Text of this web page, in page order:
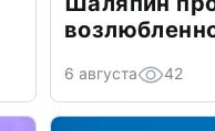
6 августа 42